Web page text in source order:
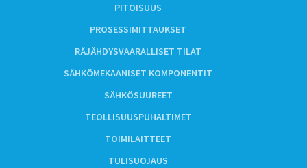
PITOISUUS
PROSESSIMITTAUKSET
RÄJÄHDYSVAARALLISET TILAT
SÄHKÖMEKAANISET KOMPONENTIT
SÄHKÖSUUREET
TEOLLISUUSPUHALTIMET
TOIMILAITTEET
TULISUOJAUS